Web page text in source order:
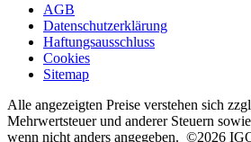
AGB
Datenschutzerklärung
Haftungsausschluss
Cookies
Sitemap
Alle angezeigten Preise verstehen sich
Mehrwertsteuer und anderer Steuern
wenn nicht anders angegeben. ©2026